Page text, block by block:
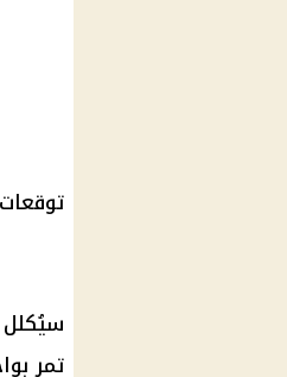
توقعات
تمر